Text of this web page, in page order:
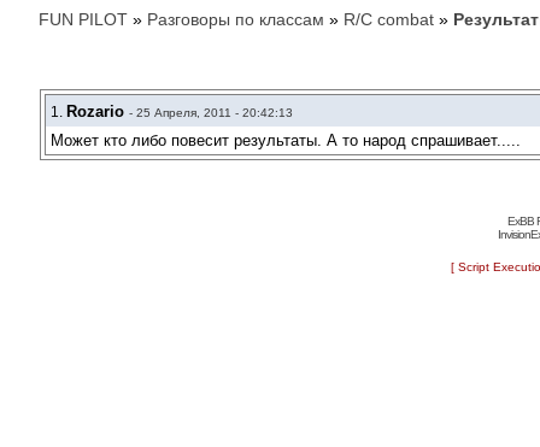
FUN PILOT » Разговоры по классам » R/C combat »
1. Rozario - 25 Апреля, 2011 - 20:42:13
Может кто либо повесит результаты. А то народ спрашивает.....
ExBB
[ Script